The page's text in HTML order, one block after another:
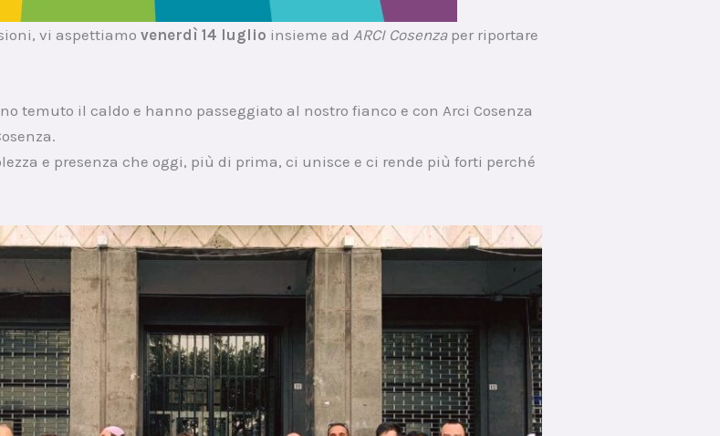
vi aspettiamovenerdì 14 luglio insieme adARCI Cosenzaper riportare
temuto il caldo e hanno passeggiato al nostro fianco e con Arci Cosenza
e presenza che oggi, più di prima, ci unisce e ci rende più forti perché